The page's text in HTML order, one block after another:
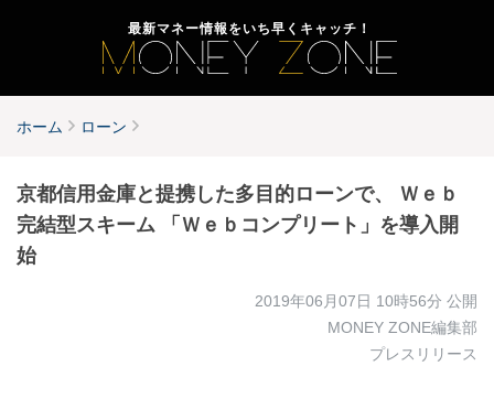
最新マネー情報をいち早くキャッチ！
ホーム ローン
京都信用金庫と提携した多目的ローンで、 Ｗｅｂ
完結型スキーム 「Ｗｅｂコンプリート」を導入開
始
2019年06月07日 10時56分 公開
MONEY ZONE編集部
プレスリリース